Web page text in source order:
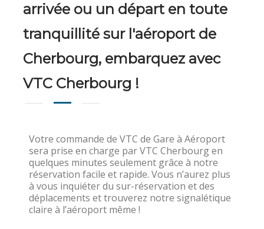
arrivée ou un départ en toute
tranquillité sur l'aéroport de
Cherbourg, embarquez avec
VTC Cherbourg !
Votre commande de VTC de Gare à Aéroport
sera prise en charge par VTC Cherbourg en
quelques minutes seulement grâce à notre
réservation facile et rapide. Vous n’aurez plus
à vous inquiéter du sur-réservation et des
déplacements et trouverez notre signalétique
claire à l’aéroport même !